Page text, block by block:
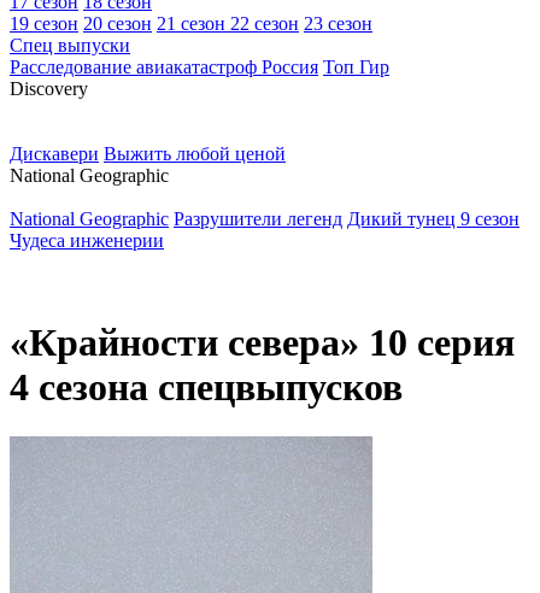
19 сезон 20 сезон 21 сезон 22 сезон 23 сезон
Спец выпуски
Расследование авиакатастроф Россия Топ Гир
Discovery
Дискавери Выжить любой ценой
National Geographic
National Geographic Разрушители легенд Дикий тунец 9 сезон
Чудеса инженерии
«Крайности севера» 10 серия
4 сезона спецвыпусков